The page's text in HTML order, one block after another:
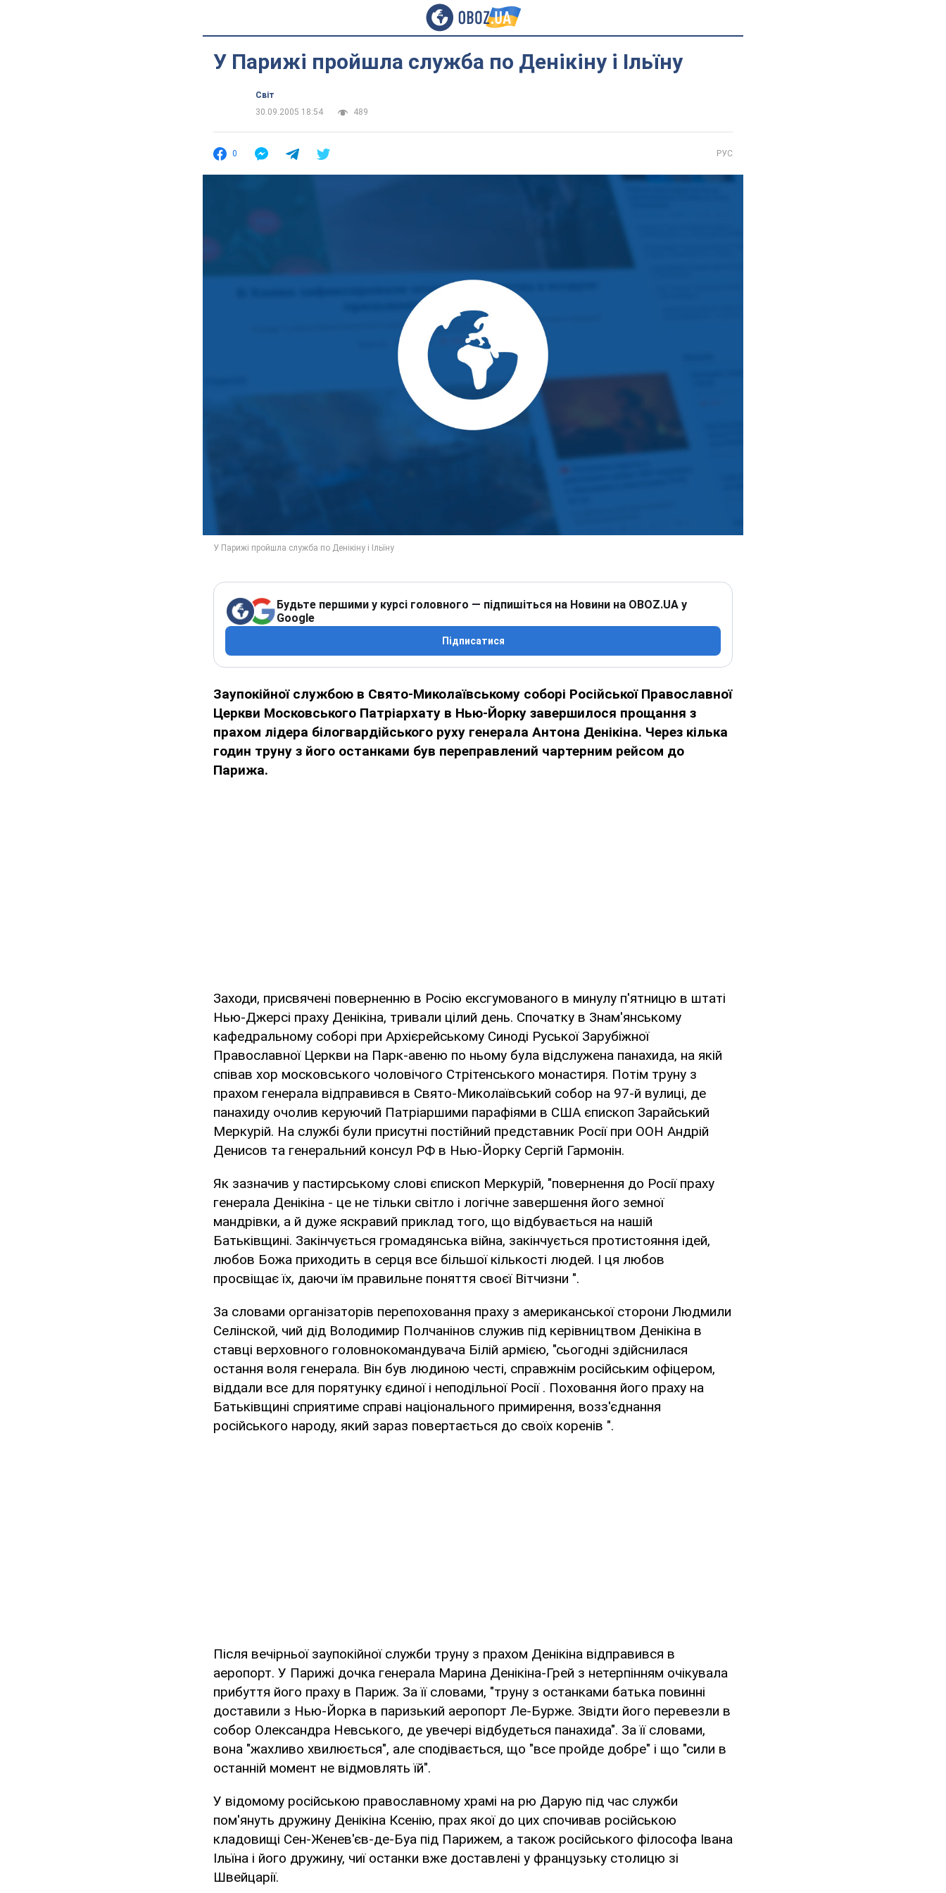
У Парижі пройшла служба по Денікіну і Ільїну
Світ
30.09.2005 18:54
489
0 РУС
Будьте першими у курсі головного — підпишіться на Новини на OBOZ.UA у
Google
Підписатися
Заупокійної службою в Свято-Миколаївському соборі Російської Православної
Церкви Московського Патріархату в Нью-Йорку завершилося прощання з
прахом лідера білогвардійського руху генерала Антона Денікіна. Через кілька
годин труну з його останками був переправлений чартерним рейсом до
Парижа.
Заходи, присвячені поверненню в Росію ексгумованого в минулу п'ятницю в штаті
Нью-Джерсі праху Денікіна, тривали цілий день. Спочатку в Знам'янському
кафедральному соборі при Архієрейському Синоді Руської Зарубіжної
Православної Церкви на Парк-авеню по ньому була відслужена панахида, на якій
співав хор московського чоловічого Стрітенського монастиря. Потім труну з
прахом генерала відправився в Свято-Миколаївський собор на 97-й вулиці, де
панахиду очолив керуючий Патріаршими парафіями в США єпископ Зарайський
Меркурій. На службі були присутні постійний представник Росії при ООН Андрій
Денисов та генеральний консул РФ в Нью-Йорку Сергій Гармонін.
Як зазначив у пастирському слові єпископ Меркурій, "повернення до Росії праху
генерала Денікіна - це не тільки світло і логічне завершення його земної
мандрівки, а й дуже яскравий приклад того, що відбувається на нашій
Батьківщині. Закінчується громадянська війна, закінчується протистояння ідей,
любов Божа приходить в серця все більшої кількості людей. І ця любов
просвіщає їх, даючи їм правильне поняття своєї Вітчизни ".
За словами організаторів перепоховання праху з американської сторони Людмили
Селінской, чий дід Володимир Полчанінов служив під керівництвом Денікіна в
ставці верховного головнокомандувача Білій армією, "сьогодні здійснилася
остання воля генерала. Він був людиною честі, справжнім російським офіцером,
віддали все для порятунку єдиної і неподільної Росії . Поховання його праху на
Батьківщині сприятиме справі національного примирення, возз'єднання
російського народу, який зараз повертається до своїх коренів ".
Після вечірньої заупокійної служби труну з прахом Денікіна відправився в
аеропорт. У Парижі дочка генерала Марина Денікіна-Грей з нетерпінням очікувала
прибуття його праху в Париж. За її словами, "труну з останками батька повинні
доставили з Нью-Йорка в паризький аеропорт Ле-Бурже. Звідти його перевезли в
собор Олександра Невського, де увечері відбудеться панахида". За її словами,
вона "жахливо хвилюється", але сподівається, що "все пройде добре" і що "сили в
останній момент не відмовлять їй".
У відомому російською православному храмі на рю Дарую під час служби
пом'януть дружину Денікіна Ксенію, прах якої до цих спочивав російською
кладовищі Сен-Женев'єв-де-Буа під Парижем, а також російського філософа Івана
Ільїна і його дружину, чиї останки вже доставлені у французьку столицю зі
Швейцарії.